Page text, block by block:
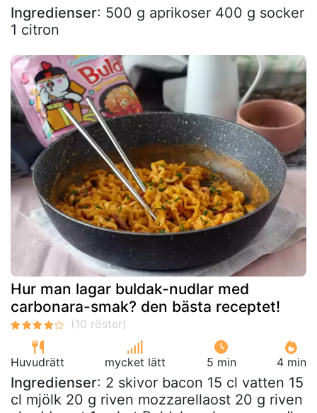
Ingredienser: 500 g aprikoser 400 g socker
1 citron
Hur man lagar buldak-nudlar med
carbonara-smak? den bästa receptet!
Huvudrätt mycket lätt 5 min 4 min
Ingredienser: 2 skivor bacon 15 cl vatten 15
cl mjölk 20 g riven mozzarellaost 20 g riven